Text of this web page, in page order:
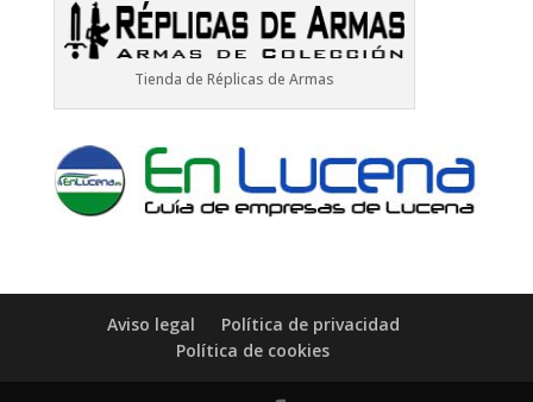
Tienda de Réplicas de Armas
Aviso legal
Política de privacidad
Política de cookies